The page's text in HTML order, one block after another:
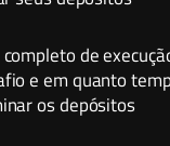
completo de
e em quanto
os depósitos